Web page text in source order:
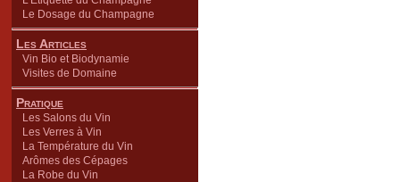
Le Dosage du Champagne
Les Articles
Vin Bio et Biodynamie
Visites de Domaine
Pratique
Les Salons du Vin
Les Verres à Vin
La Température du Vin
Arômes des Cépages
La Robe du Vin